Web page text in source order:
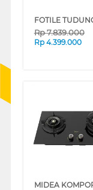
Rp7.839.000
Rp 4.399.000